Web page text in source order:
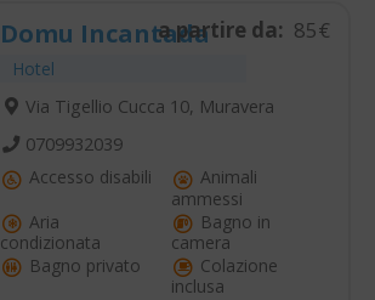
Domu Incantada
Hotel
a partire da: 85€
Via Tigellio Cucca 10, Muravera
0709932039
Accesso disabili
Animali
ammessi
Aria
condizionata
Bagno in
camera
Bagno privato
Colazione
inclusa